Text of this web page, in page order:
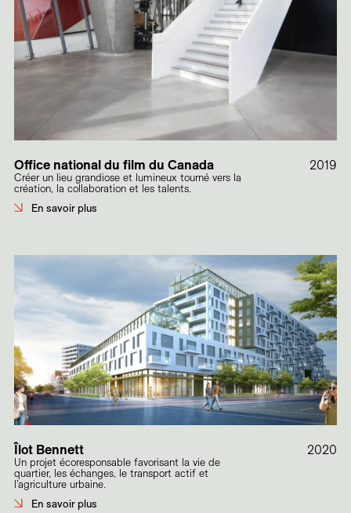
Office national du film du Canada
Créer un lieu grandiose et lumineux tourné vers la
création, la collaboration et les talents.
En savoir plus
2019
Îlot Bennett
Un projet écoresponsable favorisant la vie de
quartier, les échanges, le transport actif et
l’agriculture urbaine.
En savoir plus
2020